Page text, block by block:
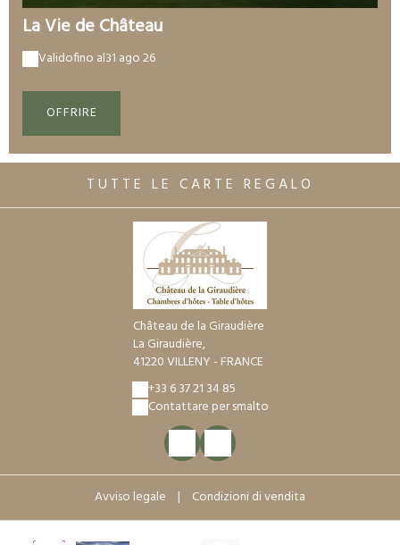
La Vie de Château
Validofino al31 ago 26
OFFRIRE
TUTTE LE CARTE REGALO
Château de la Giraudière
La Giraudière,
41220 VILLENY - FRANCE
+33 6 37 21 34 85
Contattare per smalto
Avviso legale | Condizioni di vendita